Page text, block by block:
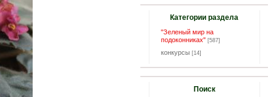
Категории раздела
"Зеленый мир на
подоконниках" [587]
конкурсы [14]
Поиск